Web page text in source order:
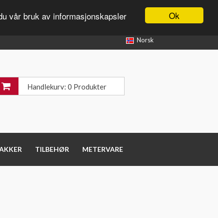
Ok
vår bruk av informasjonskapsler
Norsk
Handlekurv: 0 Produkter
TILBEHØR METERVARE